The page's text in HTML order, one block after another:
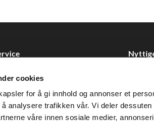
cookies
for å gi innhold og annonser et
analysere trafikken vår. Vi deler
våre innen sosiale medier,
0355 Oslo